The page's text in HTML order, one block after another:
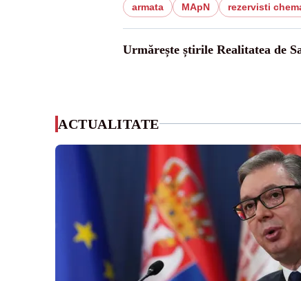
armata MApN rezervisti
Urmărește știrile Realitatea de
ACTUALITATE